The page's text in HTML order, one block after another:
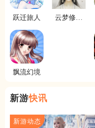
跃迁旅人
云梦修真
飘流幻境
新游快讯
新游动态